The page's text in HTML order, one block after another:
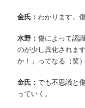
金氏： わかります。
水野： 傷によって認
のが少し異化されま
か！」ってなる（笑）
金氏： でも不思議と
っていく。